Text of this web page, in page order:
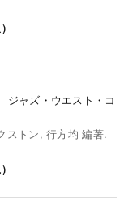
)
ャズ・ウエスト・コ
ストン, 行方均 編著.
)